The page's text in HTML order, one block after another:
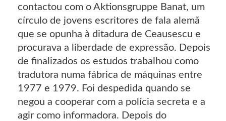
contactou com o Aktionsgruppe Banat, um
círculo de jovens escritores de fala alemã
que se opunha à ditadura de Ceausescu e
procurava a liberdade de expressão. Depois
de finalizados os estudos trabalhou como
tradutora numa fábrica de máquinas entre
1977 e 1979. Foi despedida quando se
negou a cooperar com a polícia secreta e a
agir como informadora. Depois do